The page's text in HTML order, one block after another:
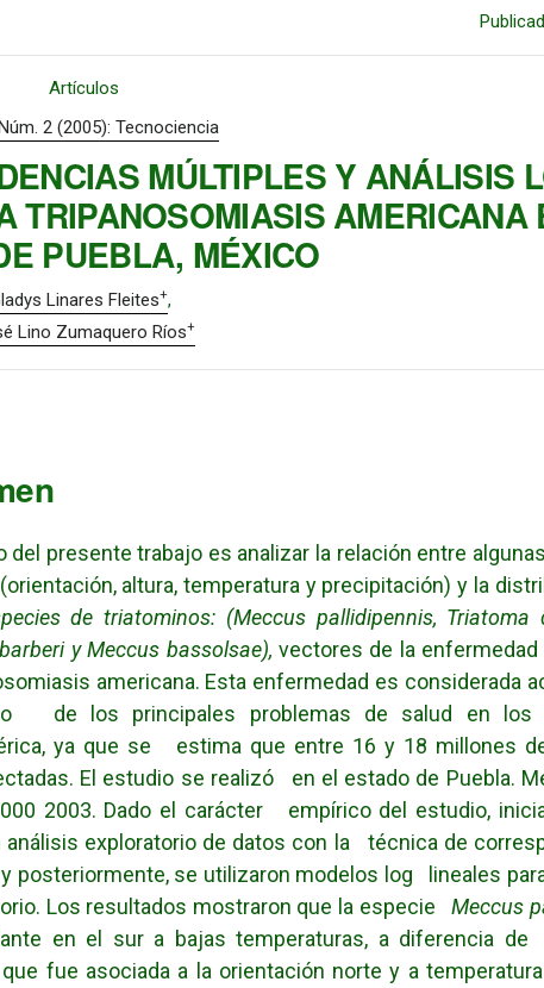
Artículos
2 (2005): Tecnociencia
MÚLTIPLES Y ANÁLISIS
TRIPANOSOMIASIS AMERICANA
PUEBLA, MÉXICO
Linares Fleites+
Lino Zumaquero Ríos+
del presente trabajo es analizar la relación entre
altura, temperatura y precipitación) y la
de triatominos: (Meccus pallidipennis, Triatoma
y Meccus bassolsae), vectores de la enfermedad
americana. Esta enfermedad es considerada
de los principales problemas de salud en los
ya que se estima que entre 16 y 18 millones
El estudio se realizó en el estado de Puebla.
2003. Dado el carácter empírico del estudio,
análisis exploratorio de datos con la técnica de
posteriormente, se utilizaron modelos log lineales
Los resultados mostraron que la especieMeccus
en el sur a bajas temperaturas, a diferencia
que fue asociada a la orientación norte y a